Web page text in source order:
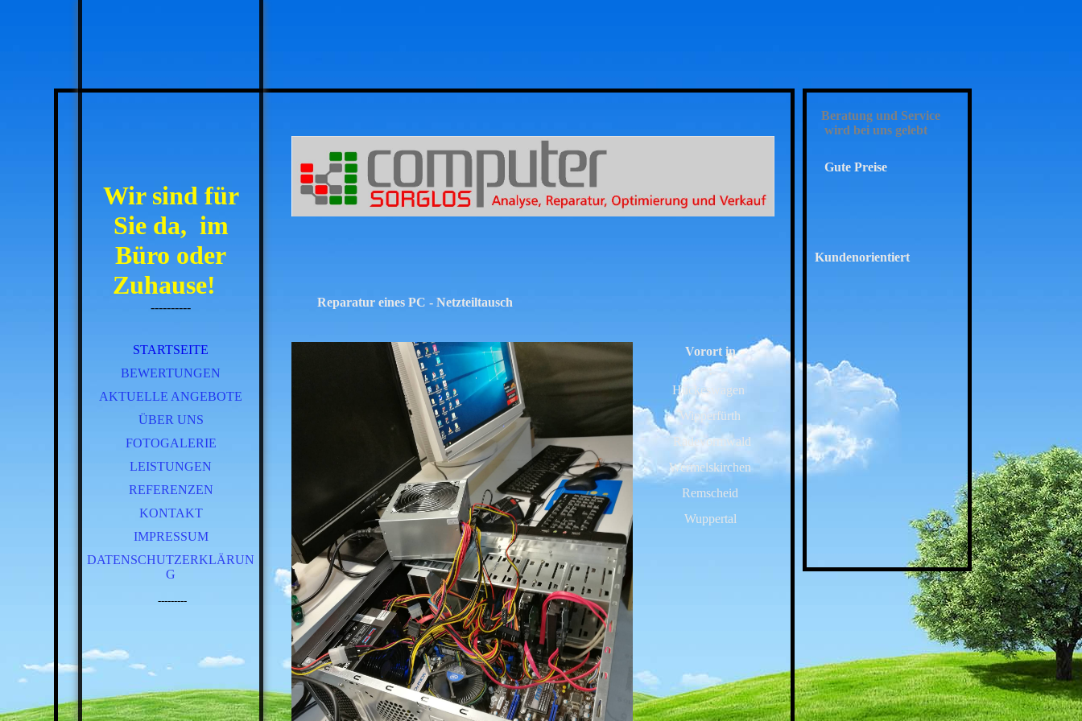
Wir sind für
Sie da, im
Büro oder
Zuhause!
----------
STARTSEITE
BEWERTUNGEN
AKTUELLE ANGEBOTE
ÜBER UNS
FOTOGALERIE
LEISTUNGEN
REFERENZEN
KONTAKT
IMPRESSUM
DATENSCHUTZERKLÄRUN
G
---------
Reparatur eines PC - Netzteiltausch
Vorort in
:
Hückeswagen
Wipperfürth
Radevormwald
Wermelskirchen
Remscheid
Wuppertal
Beratung und Service
wird bei uns gelebt
Gute Preise
Kundenorientiert